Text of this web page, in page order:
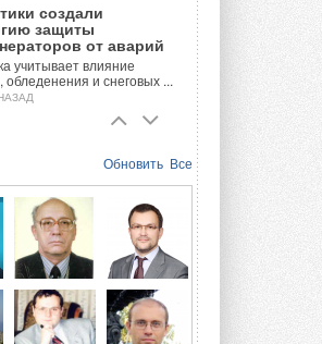
создали
защиты
от аварий
учитывает влияние
и снеговых ...
испарителем
двухисточникового ...
форум
пройдет 2-3 сентября в
Slavyanskaya. Форум
двух тысяч участников ...
Обновить Все